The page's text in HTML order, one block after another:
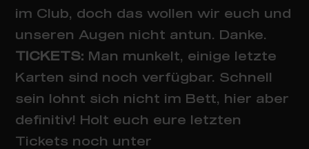
im Club, doch das wollen wir euch und
unseren Augen nicht antun. Danke.
TICKETS: Man munkelt, einige letzte
Karten sind noch verfügbar. Schnell
sein lohnt sich nicht im Bett, hier aber
definitiv! Holt euch eure letzten
Tickets noch unter